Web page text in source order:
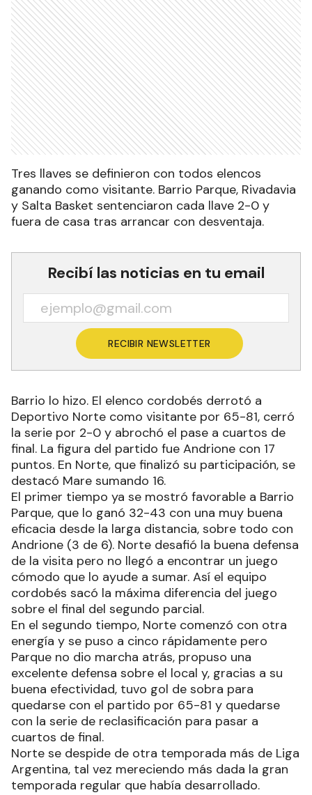
Tres llaves se definieron con todos elencos
ganando como visitante. Barrio Parque, Rivadavia
y Salta Basket sentenciaron cada llave 2-0 y
fuera de casa tras arrancar con desventaja.
Recibí las noticias en tu email
RECIBIR NEWSLETTER
Barrio lo hizo. El elenco cordobés derrotó a
Deportivo Norte como visitante por 65-81, cerró
la serie por 2-0 y abrochó el pase a cuartos de
final. La figura del partido fue Andrione con 17
puntos. En Norte, que finalizó su participación, se
destacó Mare sumando 16.
El primer tiempo ya se mostró favorable a Barrio
Parque, que lo ganó 32-43 con una muy buena
eficacia desde la larga distancia, sobre todo con
Andrione (3 de 6). Norte desafió la buena defensa
de la visita pero no llegó a encontrar un juego
cómodo que lo ayude a sumar. Así el equipo
cordobés sacó la máxima diferencia del juego
sobre el final del segundo parcial.
En el segundo tiempo, Norte comenzó con otra
energía y se puso a cinco rápidamente pero
Parque no dio marcha atrás, propuso una
excelente defensa sobre el local y, gracias a su
buena efectividad, tuvo gol de sobra para
quedarse con el partido por 65-81 y quedarse
con la serie de reclasificación para pasar a
cuartos de final.
Norte se despide de otra temporada más de Liga
Argentina, tal vez mereciendo más dada la gran
temporada regular que había desarrollado.